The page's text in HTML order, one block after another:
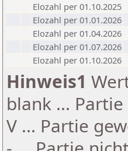
Elozahl per 01.10.2025
Elozahl per 01.01.2026
Elozahl per 01.04.2026
Elozahl per 01.07.2026
Elozahl per 01.10.2026
Hinweis1
blank ...
V ... Partie